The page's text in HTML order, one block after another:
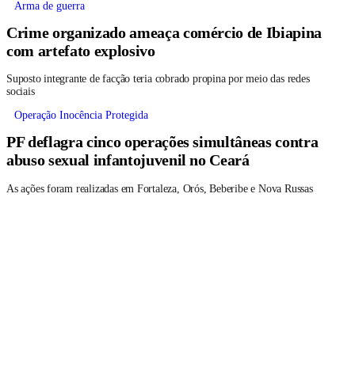
Arma de guerra
Crime organizado ameaça comércio de Ibiapina
com artefato explosivo
Suposto integrante de facção teria cobrado propina por meio das redes
sociais
Operação Inocência Protegida
PF deflagra cinco operações simultâneas contra
abuso sexual infantojuvenil no Ceará
As ações foram realizadas em Fortaleza, Orós, Beberibe e Nova Russas